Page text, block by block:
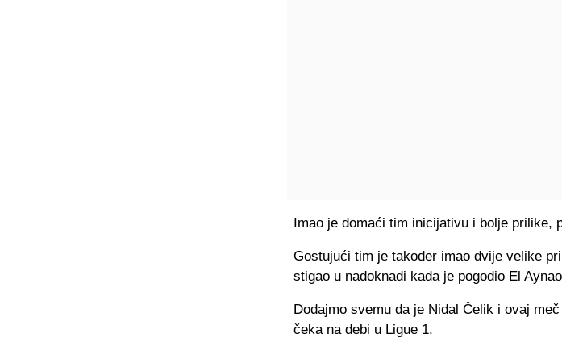
Imao je domaći tim inicijativu i bolje prilike,
Gostujući tim je također imao dvije velike
stigao u nadoknadi kada je pogodio El
Dodajmo svemu da je Nidal Čelik i ovaj
čeka na debi u Ligue 1.